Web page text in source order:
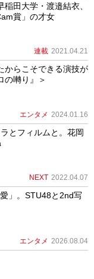
稲田大学・渡邉結衣、
賞」の才女
連載 2021.04.21
からこそできる演技が
の囀り』＞
エンタメ 2024.01.16
とフィルムと。花岡
NEXT 2022.04.07
」。STU48と2nd写
エンタメ 2026.08.04